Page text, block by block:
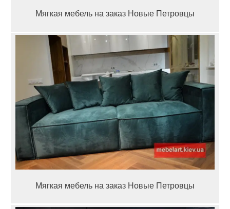
Мягкая мебель на заказ Новые Петровцы
Мягкая мебель на заказ Новые Петровцы